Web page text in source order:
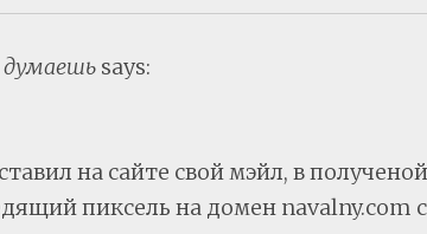
says:
на сайте свой мэйл, в
пиксель на домен navalny.com